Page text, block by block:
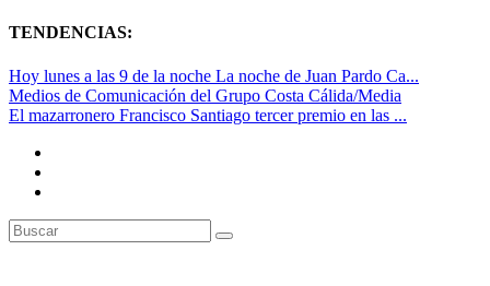
TENDENCIAS:
Hoy lunes a las 9 de la noche La noche de Juan Pardo Ca...
Medios de Comunicación del Grupo Costa Cálida/Media
El mazarronero Francisco Santiago tercer premio en las ...